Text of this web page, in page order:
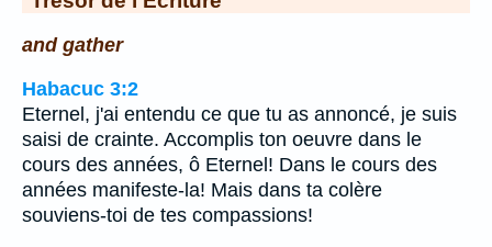
and gather
Habacuc 3:2
Eternel, j'ai entendu ce que tu as annoncé, je suis
saisi de crainte. Accomplis ton oeuvre dans le
cours des années, ô Eternel! Dans le cours des
années manifeste-la! Mais dans ta colère
souviens-toi de tes compassions!